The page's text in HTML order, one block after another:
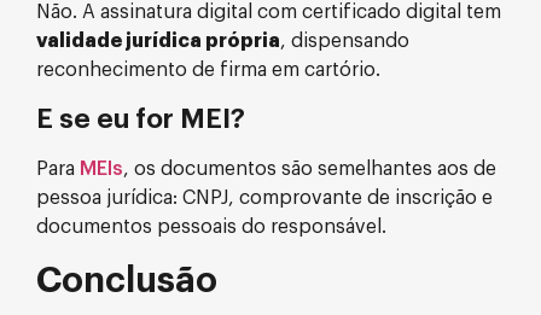
Não. A assinatura digital com certificado digital tem
validade jurídica própria, dispensando
reconhecimento de firma em cartório.
E se eu for MEI?
Para MEIs, os documentos são semelhantes aos de
pessoa jurídica: CNPJ, comprovante de inscrição e
documentos pessoais do responsável.
Conclusão